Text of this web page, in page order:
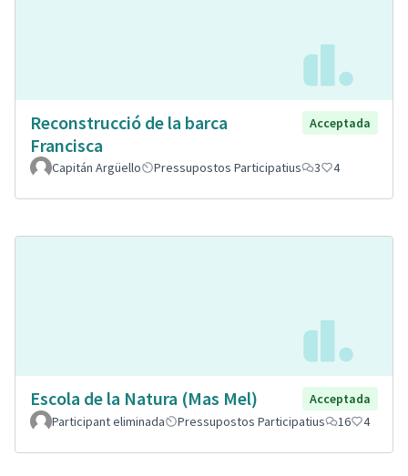
Reconstrucció de la barca
Francisca
Acceptada
Capitán Argüello Pressupostos Participatius 3 4
Escola de la Natura (Mas Mel)
Acceptada
Participant eliminada
Pressupostos Participatius 16 4